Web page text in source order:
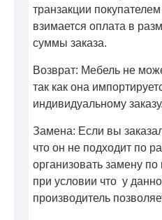
транзакции
взимается оплата в
суммы заказа.
Возврат: Мебель не
так как она
индивидуальному заказу.
Замена: Если вы
что он не подходит по
организовать замену
при условии что у
производитель